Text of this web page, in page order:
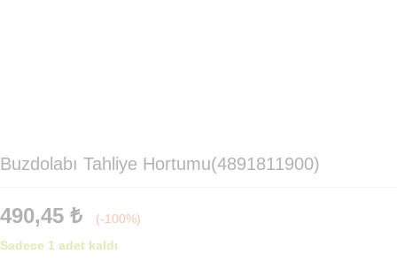
Buzdolabı Tahliye Hortumu(4891811900)
490,45 ₺
(-100%)
Sadece 1 adet kaldı